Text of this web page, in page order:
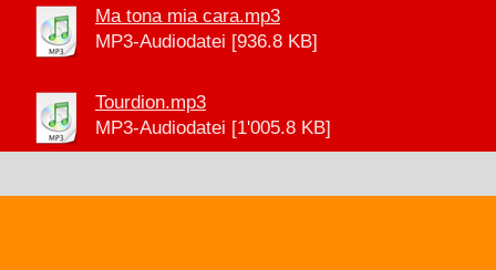
Ma tona mia cara.mp3
MP3-Audiodatei [936.8 KB]
Tourdion.mp3
MP3-Audiodatei [1'005.8 KB]